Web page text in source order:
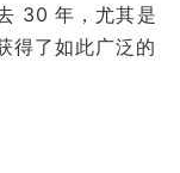
30 年，尤其是
得了如此广泛的